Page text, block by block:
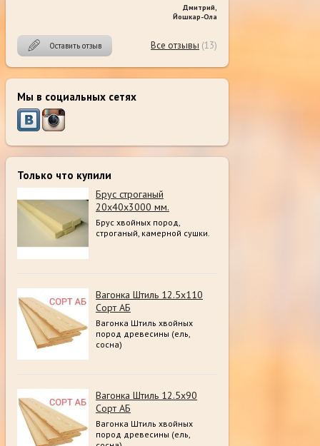
Дмитрий
Йошкар-Ола
Оставить отзыв Все отзывы (13)
Мы в социальных сетях
Только что купили
Брус строганый
20х40х3000 мм.
Брус хвойных пород,
строганый, камерной сушки.
Вагонка Штиль 12.5х110
Сорт АБ
Вагонка Штиль хвойных
пород древесины (ель,
сосна)
Вагонка Штиль 12.5х90
Сорт АБ
Вагонка Штиль хвойных
пород древесины (ель,